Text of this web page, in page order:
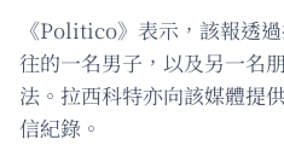
《Politico》表示，該報透
往的一名男子，以及另一名
法。拉西科特亦向該媒體提
信紀錄。